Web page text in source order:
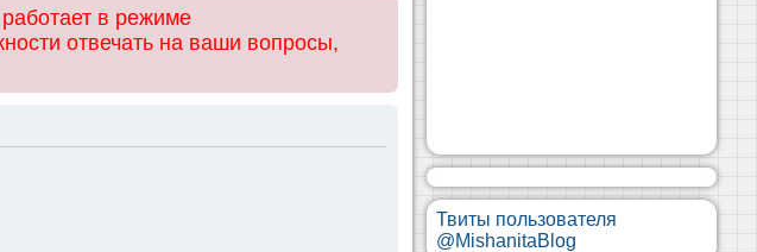
в режиме
отвечать на ваши вопросы,
Твиты пользователя
@MishanitaBlog